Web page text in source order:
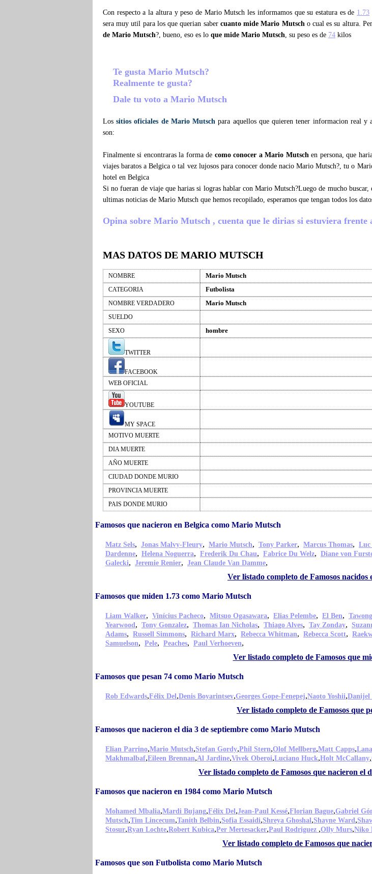
Con respecto a la altura y peso de Mario Mutsch les informamos que su estatura es de 1.73
sera muy util para los que querian saber cuanto mide Mario Mutscho cual es su altura.
de Mario Mutsch?, bueno, eso es lo que mide Mario Mutsch, su peso es de 74 kilos
Te gusta Mario Mutsch?
Realmente te gusta?
Dale tu voto a Mario Mutsch
Lossitios oficiales de Mario Mutsch para aquellos que quieren tener informacion real y
son:
Finalmente si encontraras la forma de como conocer a Mario Mutschen persona, que
viajes baratos a Belgica o tal vez lujosos para conocer donde nacio Mario Mutsch?, tu o
hotel en Belgica
Si no fueran de viaje que harias si logras hablar con Mario Mutsch?Luego de mucho
ultimas noticias de Mario Mutsch que hemos recopilado, esperamos que tengan todos los
Opina sobre Mario Mutsch , cuenta que le dirias si estuviera frente
MAS DATOS DE MARIO MUTSCH
NOMBRE Mario Mutsch
CATEGORIA Futbolista
NOMBRE VERDADERO Mario Mutsch
SUELDO
SEXO
hombre
TWITTER
FACEBOOK
WEB OFICIAL
YOUTUBE
MY SPACE
MOTIVO MUERTE
DIA MUERTE
AÑO MUERTE
CIUDAD DONDE MURIO
PROVINCIA MUERTE
PAIS DONDE MURIO
Famosos que nacieron en Belgica como Mario Mutsch
Matz Sels, Jonas Malvy-Fleury, Mario Mutsch, Tony Parker, Marcus Thomas, Luc
Dardenne, Helena Noguerra, Frederik Du Chau, Fabrice Du Welz, Diane von
Galecki, Jeremie Renier, Jean Claude Van Damme,
Ver listado completo de Famosos
Famosos que miden 1.73 como Mario Mutsch
Liam Walker, Vinícius Pacheco, Mitsuo Ogasawara, Elias Pelembe, El Ben,
Yearwood, Tony Gonzalez, Thomas Ian Nicholas, Thiago Alves, Tay Zonday,
Adams, Russell Simmons, Richard Marx, Rebecca Whitman, Rebecca Scott,
Samuelson, Pele, Peaches, Paul Verhoeven,
Ver listado completo de Famosos que
Famosos que pesan 74 como Mario Mutsch
Rob Edwards,Félix Del,Denis Boyarintsev,Georges Gope-Fenepej,Naoto Yoshii,Danijel
Ver listado completo de Famosos que
Famosos que nacieron el dia 3 de septiembre como Mario Mutsch
Elian Parrino,Mario Mutsch,Stefan Gordy,Phil Stern,Olof Mellberg,Matt Capps,
Makhmalbaf,Eileen Brennan,Al Jardine,Vivek Oberoi,Luciano Huck,Holt McCallany,
Ver listado completo de Famosos que nacieron el
Famosos que nacieron en 1984 como Mario Mutsch
Mohamed Mbalia,Mardi Bujang,Félix Del,Jean-Paul Kessé,Florian Bague,Gabriel
Mutsch,Tim Lincecum,Tanith Belbin,Sofia Essaidi,Shreya Ghoshal,Shayne Ward,
Stosur,Ryan Lochte,Robert Kubica,Per Mertesacker,Paul Rodriguez ,Olly Murs,Niko
Ver listado completo de Famosos que
Famosos que son Futbolista como Mario Mutsch